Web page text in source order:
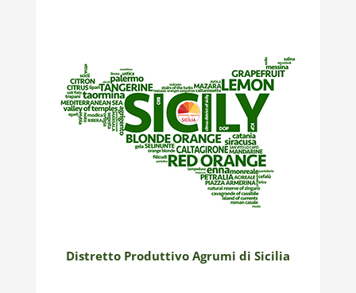
Distretto Produttivo Agrumi di Sicilia